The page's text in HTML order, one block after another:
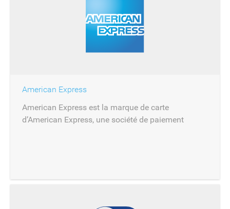
American Express
American Express est la marque de carte
d’American Express, une société de paiement